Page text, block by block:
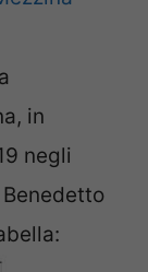
in
negli